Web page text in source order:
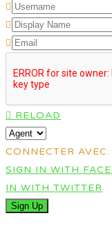
RELOAD
CONNECTER AVEC:
SIGN IN WITH
IN WITH TWITTER